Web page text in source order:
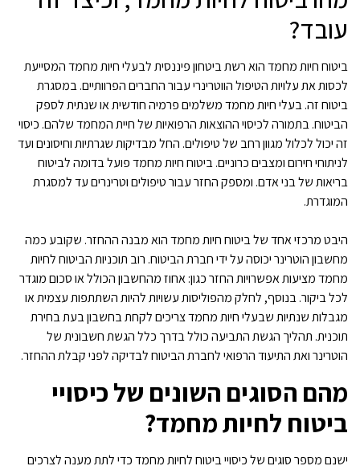
עובד?
ביטוח חיות מחמד הוא רשת ביטחון פיננסית לבעלי חיות מחמד המסייעת
לכסות את עלויות הטיפול הווטרינרי עבור החברים הפרוותיים. במסגרת
ביטוח זה. בעלי חיות מחמד משלמים פרמיה חודשית או שנתית לספק
הביטוח. בתמורה לכיסוי ההוצאות הרפואיות של חיית המחמד שלהם. כיסוי
זה יכול לכלול מגוון רחב של טיפולים. החל מבדיקות שגרתיות וחיסונים ועד
לניתוחי חירום ומצבים כרוניים. ביטוח חיות מחמד פועל בדומה לביטוח
בריאות של בני אדם. ומספק החזר עבור טיפולים וטרינרים עד למסגרת
המוגדרת.
היבט מרכזי אחד של ביטוח חיות מחמד הוא מבנה ההחזר. שקובע כמה
מחשבון הוטרינר יכוסה על ידי חברת הביטוח. רוב תוכניות הביטוח לחיות
מחמד מציעות אפשרויות החזר כגון: אחוז מהחשבון הכולל או סכום מוגדר
לכל ביקור. בנוסף, לחלק מהפוליסות עשויות להיות השתתפות עצמית או
מגבלות שנתיות שבעלי חיות מחמד צריכים לקחת בחשבון בעת בחירת
תוכנית. תהליך הגשת התביעה כולל בדרך כלל הגשת חשבונית של
הוטרינר ואת התיעוד הרפואי לחברת הביטוח לבדיקה לפני קבלת ההחזר.
מהם הסוגים השונים של כיסויי
ביטוח לחיות מחמד?
ישנם מספר סוגים של כיסויי ביטוח לחיות מחמד כדי לתת מענה לצרכים